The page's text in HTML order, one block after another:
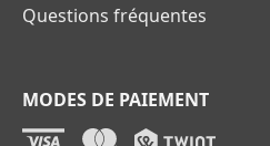
Questions fréquentes
MODES DE PAIEMENT